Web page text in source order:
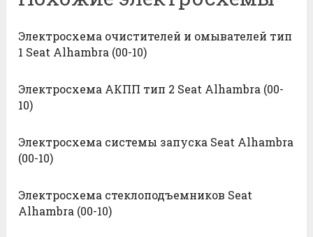
Электросхема очистителей и омывателей тип
1 Seat Alhambra (00-10)
Электросхема АКПП тип 2 Seat Alhambra (00-
10)
Электросхема системы запуска Seat Alhambra
(00-10)
Электросхема стеклоподъемников Seat
Alhambra (00-10)